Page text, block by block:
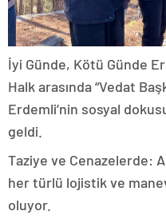
İyi Günde, Kötü Günde
Halk arasında “Vedat
Erdemli’nin sosyal
geldi.
Taziye ve Cenazelerde:
her türlü lojistik ve
oluyor.